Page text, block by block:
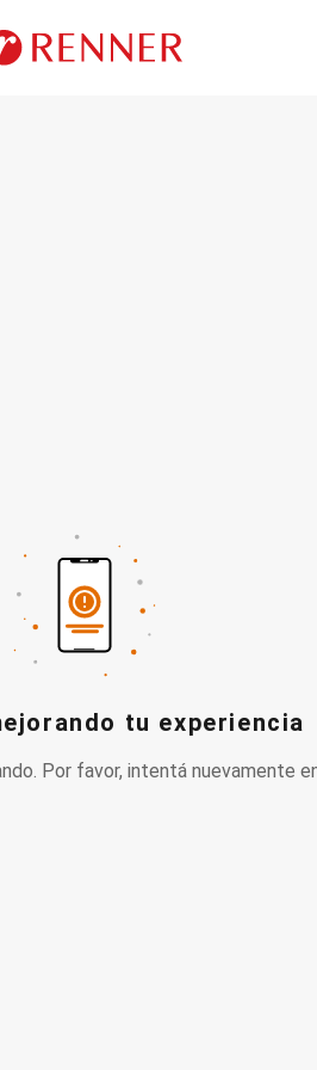
tu experiencia
Por favor, intentá nuevamente